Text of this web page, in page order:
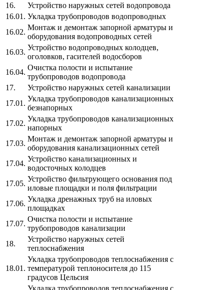
16.
Устройство наружных сетей водопровода
16.01. Укладка трубопроводов водопроводных
16.02.
Монтаж и демонтаж запорной арматуры и
оборудования водопроводных сетей
16.03.
Устройство водопроводных колодцев,
оголовков, гасителей водосборов
16.04.
Очистка полости и испытание
трубопроводов водопровода
17.
Устройство наружных сетей канализации
17.01.
Укладка трубопроводов канализационных
безнапорных
17.02.
Укладка трубопроводов канализационных
напорных
17.03.
Монтаж и демонтаж запорной арматуры и
оборудования канализационных сетей
17.04.
Устройство канализационных и
водосточных колодцев
17.05.
Устройство фильтрующего основания под
иловые площадки и поля фильтрации
17.06.
Укладка дренажных труб на иловых
площадках
17.07.
Очистка полости и испытание
трубопроводов канализации
18.
Устройство наружных сетей
теплоснабжения
18.01.
Укладка трубопроводов теплоснабжения с
температурой теплоносителя до 115
градусов Цельсия
Укладка трубопроводов теплоснабжения с